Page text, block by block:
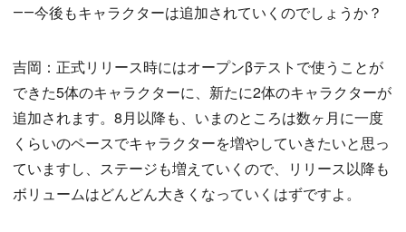
――今後もキャラクターは追加されていくのでしょうか？
吉岡：正式リリース時にはオープンβテストで使うことが
できた5体のキャラクターに、新たに2体のキャラクターが
追加されます。8月以降も、いまのところは数ヶ月に一度
くらいのペースでキャラクターを増やしていきたいと思っ
ていますし、ステージも増えていくので、リリース以降も
ボリュームはどんどん大きくなっていくはずですよ。